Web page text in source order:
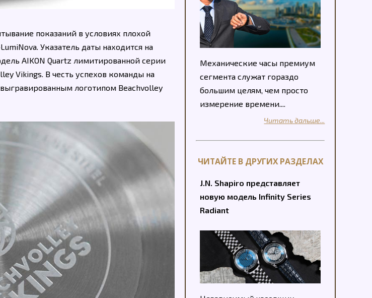
показаний в условиях плохой
Указатель даты находится на
AIKON Quartz лимитированной серии
Vikings. В честь успехов команды на
логотипом Beachvolley
Механические часы премиум
сегмента служат гораздо
большим целям, чем просто
измерение времени....
Читать дальше...
ЧИТАЙТЕ В ДРУГИХ РАЗДЕЛАХ
J.N. Shapiro представляет
новую модель Infinity Series
Radiant